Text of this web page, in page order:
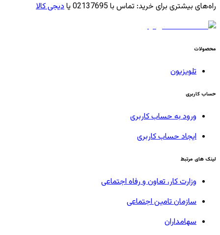
راه‌های بیشتری برای خرید: تماس با 02137695 یا دیجی کالا
محصولات
تلویزیون
حساب کاربری
ورود به حساب کاربری
ایجاد حساب کاربری
لینک های مرتبط
وزارت کار، تعاون و رفاه اجتماعی
سازمان تامین اجتماعی
سهامداران